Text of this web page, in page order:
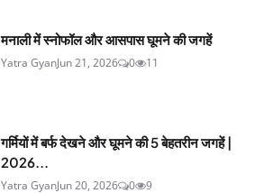
मनाली में स्नोफॉल और आसपास घूमने की जगहें
Yatra GyanJun 21, 2026 0 11
गर्मियों में बर्फ देखने और घूमने की 5 बेहतरीन जगहें |
2026...
Yatra GyanJun 20, 2026 0 9